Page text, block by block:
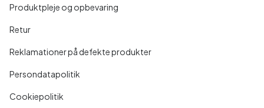
Produktpleje og opbevaring
Retur
Reklamationer på defekte produkter
Persondatapolitik
Cookiepolitik